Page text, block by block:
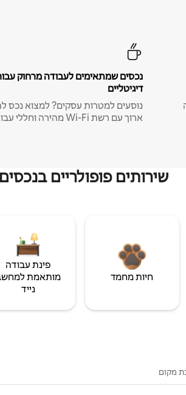
נכסים שמתאימים לעבודה מרחוק עבור
דיגיטליים
נוסעים למטרות עסקים? למצוא נכס
ארוך עם רשת Wi-Fi מהירה וחללי עבודה ייעודיים.
שירותים פופולריים
חיות מחמד
פינת עבודה
מותאמת
נייד
מקום